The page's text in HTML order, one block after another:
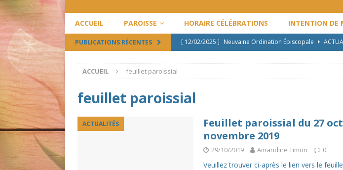
ACCUEIL PAROISSE HORAIRE CÉLÉBRATIONS INTENTION DE
PUBLICATIONS RÉCENTES [ 12/02/2025 ] Neuvaine Ordination Épiscopale
[ 02/05/2024 ]
ACCUEIL feuillet paroissial
feuillet paroissial
ACTUALITÉS
Feuillet paroissial du 27
novembre 2019
29/10/2019 Amandine Timon 0
Veuillez trouver ci-après le lien vers le